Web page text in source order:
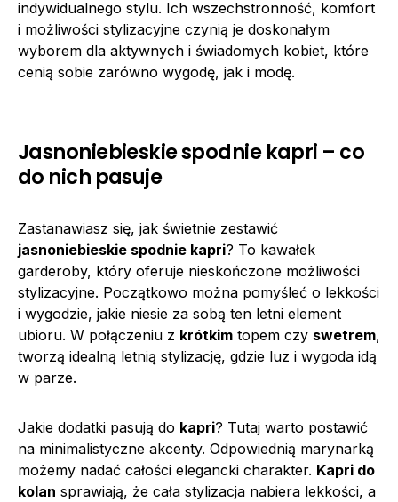
indywidualnego stylu. Ich wszechstronność, komfort
i możliwości stylizacyjne czynią je doskonałym
wyborem dla aktywnych i świadomych kobiet, które
cenią sobie zarówno wygodę, jak i modę.
Jasnoniebieskie spodnie kapri – co
do nich pasuje
Zastanawiasz się, jak świetnie zestawić
jasnoniebieskie spodnie kapri? To kawałek
garderoby, który oferuje nieskończone możliwości
stylizacyjne. Początkowo można pomyśleć o lekkości
i wygodzie, jakie niesie za sobą ten letni element
ubioru. W połączeniu z krótkim topem czy swetrem,
tworzą idealną letnią stylizację, gdzie luz i wygoda idą
w parze.
Jakie dodatki pasują do kapri? Tutaj warto postawić
na minimalistyczne akcenty. Odpowiednią marynarką
możemy nadać całości elegancki charakter. Kapri do
kolan sprawiają, że cała stylizacja nabiera lekkości, a